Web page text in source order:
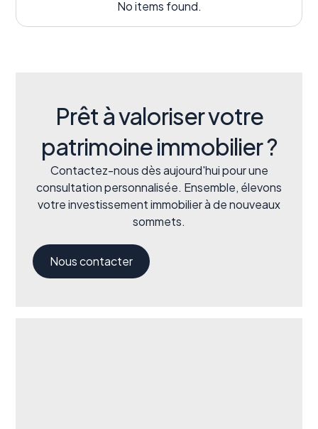
No items found.
Prêt à valoriser votre
patrimoine immobilier ?
Contactez-nous dès aujourd'hui pour une
consultation personnalisée. Ensemble, élevons
votre investissement immobilier à de nouveaux
sommets.
Nous contacter